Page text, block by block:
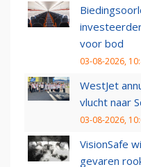
voor bod
03-08-2026,
WestJet
vlucht naar
03-08-2026,
VisionSafe
gevaren